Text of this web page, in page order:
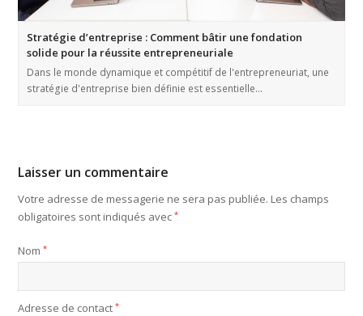
Stratégie d’entreprise : Comment bâtir une fondation
solide pour la réussite entrepreneuriale
Dans le monde dynamique et compétitif de l'entrepreneuriat, une
stratégie d'entreprise bien définie est essentielle…
Laisser un commentaire
Votre adresse de messagerie ne sera pas publiée. Les champs
obligatoires sont indiqués avec*
Nom*
Adresse de contact*